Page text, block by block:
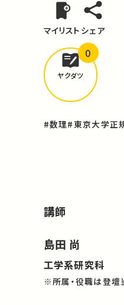
マイリスト シェア
どん
ヤクダツ
0
#数理#東京大学正
講師
島田 尚
工学系研究科
※所属・役職は登壇